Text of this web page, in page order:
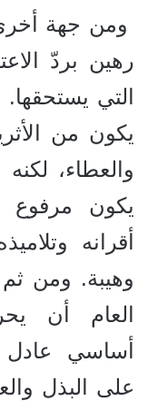
ومن جهة أخرى
رهين بردّ
التي
يكون من
والعطاء،
يكون
أقرانه
وهيبة. ومن
العام أن
أساسي
على البذل